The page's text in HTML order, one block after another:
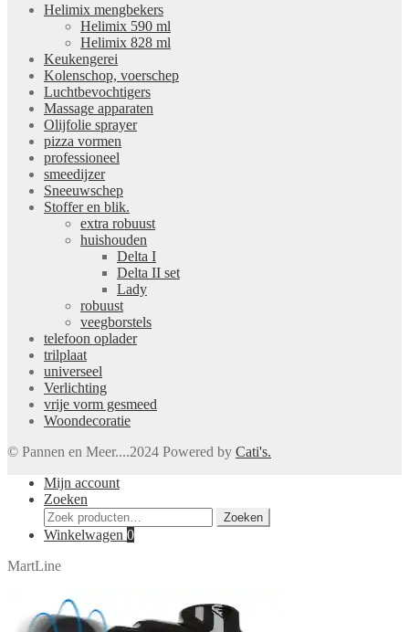
Helimix mengbekers
Helimix 590 ml
Helimix 828 ml
Keukengerei
Kolenschop, voerschep
Luchtbevochtigers
Massage apparaten
Olijfolie sprayer
pizza vormen
professioneel
smeedijzer
Sneeuwschep
Stoffer en blik.
extra robuust
huishouden
Delta I
Delta II set
Lady
robuust
veegborstels
telefoon oplader
trilplaat
universeel
Verlichting
vrije vorm gesmeed
Woondecoratie
© Pannen en Meer....2024 Powered by Cati's.
Mijn account
Zoeken
Zoeken
naar:
Zoeken
Winkelwagen 0
MartLine